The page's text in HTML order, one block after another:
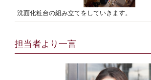
洗面化粧台の組み立てをしていきます。
担当者より⼀⾔